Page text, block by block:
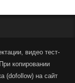
видео тест-
При копировании
(dofollow) на сайт